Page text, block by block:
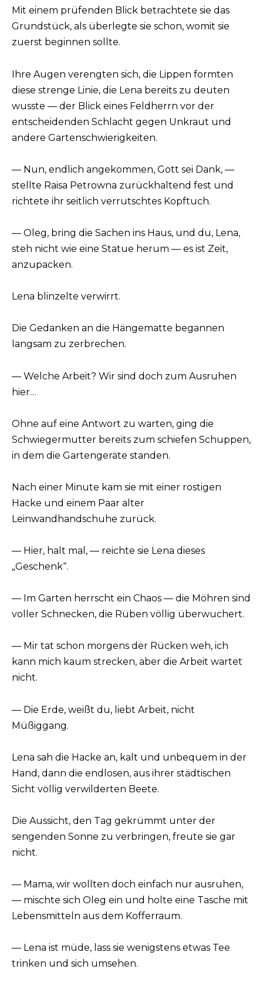
Mit einem prüfenden Blick betrachtete sie das
Grundstück, als überlegte sie schon, womit sie
zuerst beginnen sollte.
Ihre Augen verengten sich, die Lippen formten
diese strenge Linie, die Lena bereits zu deuten
wusste — der Blick eines Feldherrn vor der
entscheidenden Schlacht gegen Unkraut und
andere Gartenschwierigkeiten.
— Nun, endlich angekommen, Gott sei Dank, —
stellte Raisa Petrowna zurückhaltend fest und
richtete ihr seitlich verrutschtes Kopftuch.
— Oleg, bring die Sachen ins Haus, und du, Lena,
steh nicht wie eine Statue herum — es ist Zeit,
anzupacken.
Lena blinzelte verwirrt.
Die Gedanken an die Hängematte begannen
langsam zu zerbrechen.
— Welche Arbeit? Wir sind doch zum Ausruhen
hier…
Ohne auf eine Antwort zu warten, ging die
Schwiegermutter bereits zum schiefen Schuppen,
in dem die Gartengeräte standen.
Nach einer Minute kam sie mit einer rostigen
Hacke und einem Paar alter
Leinwandhandschuhe zurück.
— Hier, halt mal, — reichte sie Lena dieses
„Geschenk“.
— Im Garten herrscht ein Chaos — die Möhren sind
voller Schnecken, die Rüben völlig überwuchert.
— Mir tat schon morgens der Rücken weh, ich
kann mich kaum strecken, aber die Arbeit wartet
nicht.
— Die Erde, weißt du, liebt Arbeit, nicht
Müßiggang.
Lena sah die Hacke an, kalt und unbequem in der
Hand, dann die endlosen, aus ihrer städtischen
Sicht völlig verwilderten Beete.
Die Aussicht, den Tag gekrümmt unter der
sengenden Sonne zu verbringen, freute sie gar
nicht.
— Mama, wir wollten doch einfach nur ausruhen,
— mischte sich Oleg ein und holte eine Tasche mit
Lebensmitteln aus dem Kofferraum.
— Lena ist müde, lass sie wenigstens etwas Tee
trinken und sich umsehen.